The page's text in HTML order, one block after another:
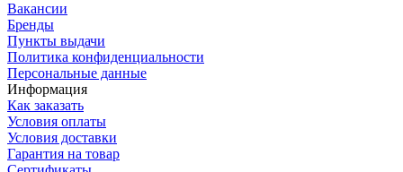
Вакансии
Бренды
Пункты выдачи
Политика конфиденциальности
Персональные данные
Информация
Как заказать
Условия оплаты
Условия доставки
Гарантия на товар